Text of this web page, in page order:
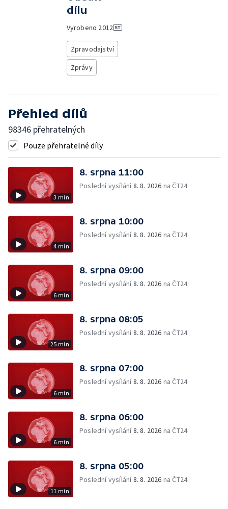
dílu
Vyrobeno 2012
Zpravodajství
Zprávy
Přehled dílů
98346 přehratelných
Pouze přehratelné díly
3 min
8. srpna 11:00
Poslední vysílání8. 8. 2026 na ČT24
4 min
8. srpna 10:00
Poslední vysílání8. 8. 2026 na ČT24
6 min
8. srpna 09:00
Poslední vysílání8. 8. 2026 na ČT24
25 min
8. srpna 08:05
Poslední vysílání8. 8. 2026 na ČT24
6 min
8. srpna 07:00
Poslední vysílání8. 8. 2026 na ČT24
6 min
8. srpna 06:00
Poslední vysílání8. 8. 2026 na ČT24
11 min
8. srpna 05:00
Poslední vysílání8. 8. 2026 na ČT24